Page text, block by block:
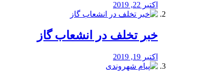
اکتبر 22, 2019
خبر تخلف در انشعاب گاز
اکتبر 19, 2019